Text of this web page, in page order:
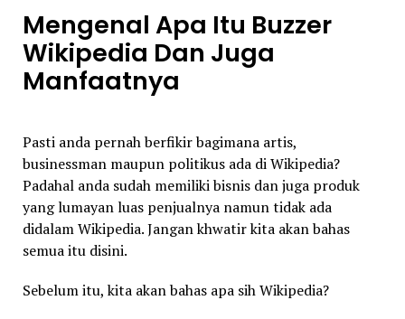
Mengenal Apa Itu Buzzer
Wikipedia Dan Juga
Manfaatnya
Pasti anda pernah berfikir bagimana artis,
businessman maupun politikus ada di Wikipedia?
Padahal anda sudah memiliki bisnis dan juga produk
yang lumayan luas penjualnya namun tidak ada
didalam Wikipedia. Jangan khwatir kita akan bahas
semua itu disini.
Sebelum itu, kita akan bahas apa sih Wikipedia?